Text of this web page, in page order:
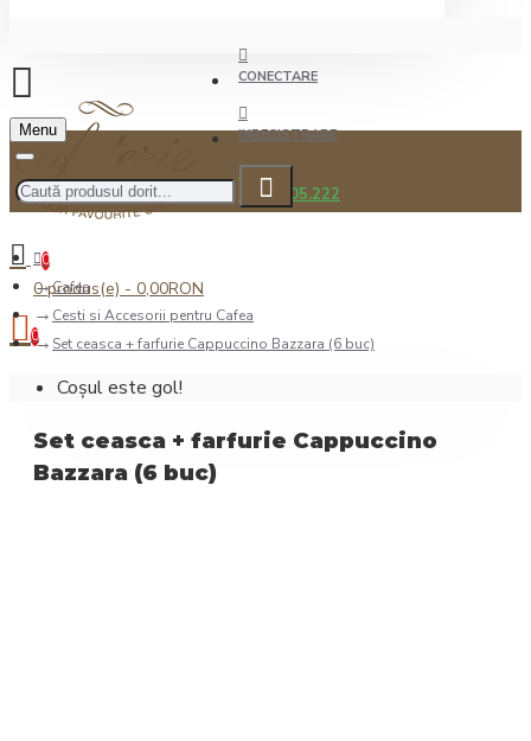
CONECTARE
INREGISTRARE
0722.505.222
Menu
0
0 produs(e) - 0,00RON
0
Coșul este gol!
Cafea
Cesti si Accesorii pentru Cafea
Set ceasca + farfurie Cappuccino Bazzara (6 buc)
Set ceasca + farfurie Cappuccino
Bazzara (6 buc)